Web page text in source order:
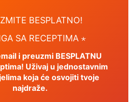
BESPLATNO!
SA RECEPTIMA ⋆
i preuzmi BESPLATNU
Uživaj u jednostavnim
koja će osvojiti tvoje
najdraže.